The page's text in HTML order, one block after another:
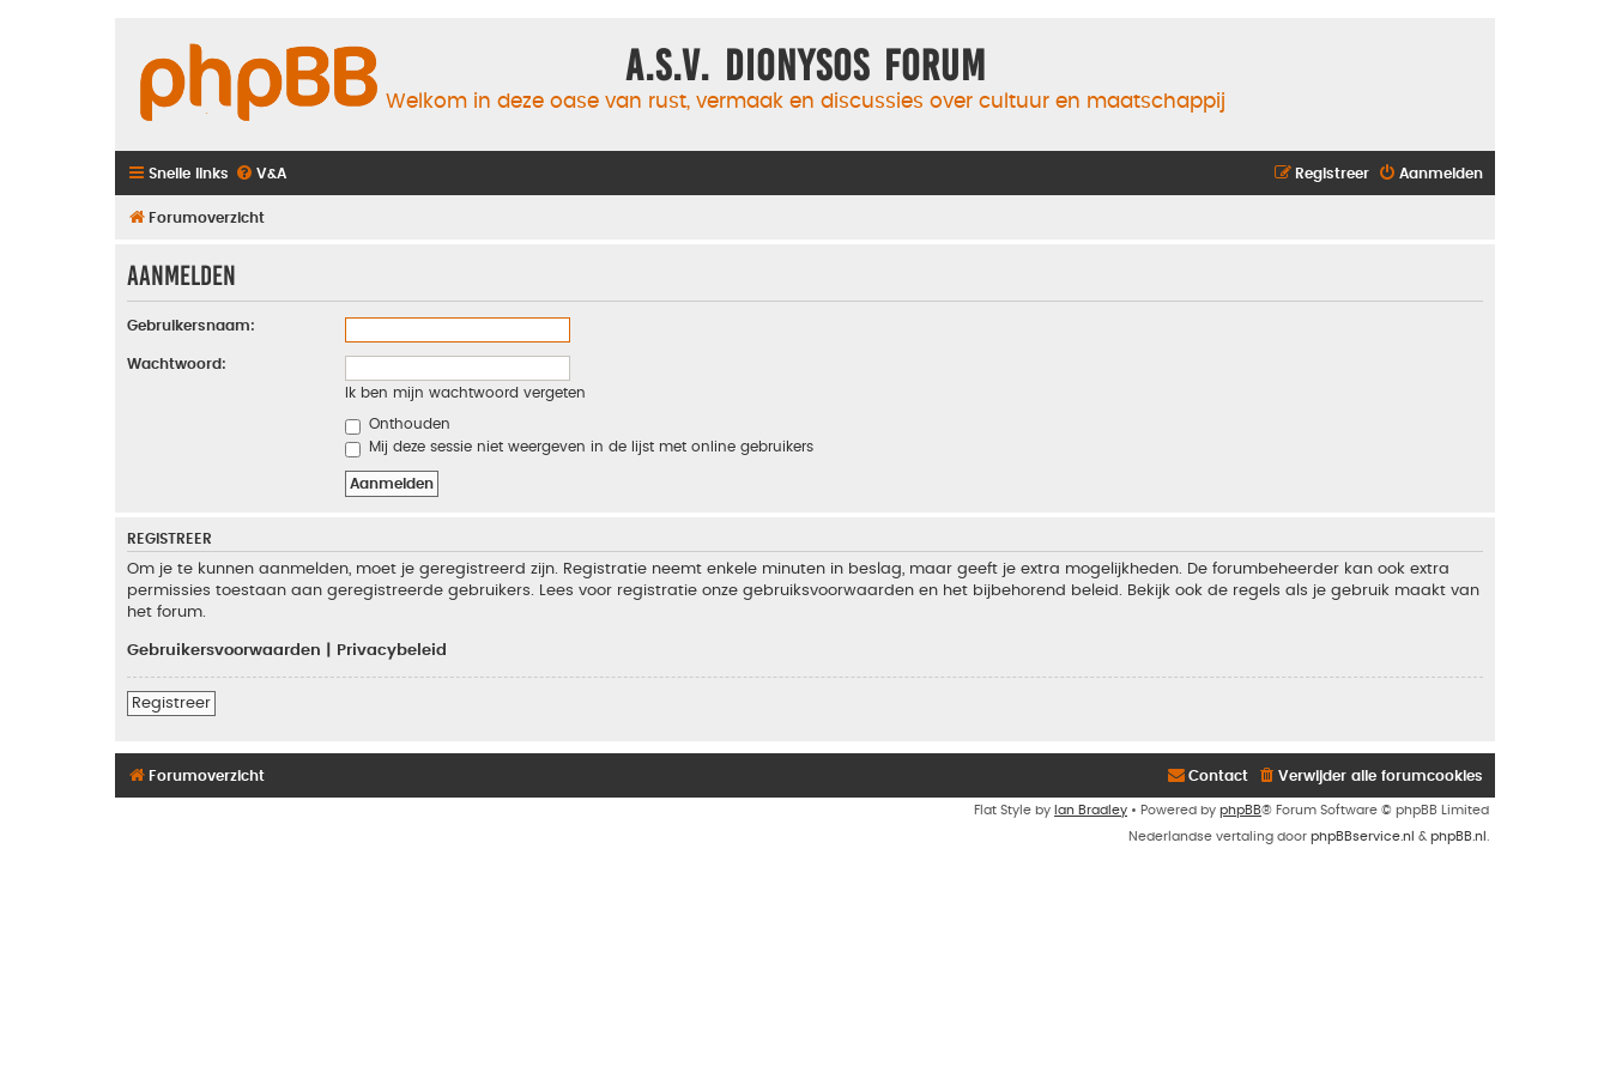
A.S.V. Dionysos Forum
Welkom in deze oase van rust, vermaak en discussies over cultuur en maatschappij
Snelle links V&A Aanmelden
Registreer
Forumoverzicht
Aanmelden
Gebruikersnaam:
Wachtwoord:
Ik ben mijn wachtwoord vergeten
Onthouden
Mij deze sessie niet weergeven in de lijst met online gebruikers
REGISTREER
Om je te kunnen aanmelden, moet je geregistreerd zijn. Registratie neemt enkele minuten in beslag, maar geeft je extra mogelijkheden. De forumbeheerder kan ook extra
permissies toestaan aan geregistreerde gebruikers. Lees voor registratie onze gebruiksvoorwaarden en het bijbehorend beleid. Bekijk ook de regels als je gebruik maakt van
het forum.
Gebruikersvoorwaarden Privacybeleid
Registreer
Forumoverzicht Verwijder alle forumcookies
Contact
Flat Style by Ian Bradley • Powered by phpBB® Forum Software © phpBB Limited
Nederlandse vertaling door phpBBservice.nl & phpBB.nl